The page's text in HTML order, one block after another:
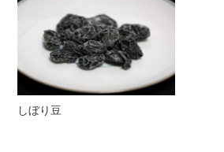
しぼり豆